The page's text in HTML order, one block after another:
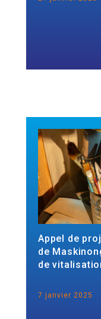
Appel de
de
de
7 janvier 2025